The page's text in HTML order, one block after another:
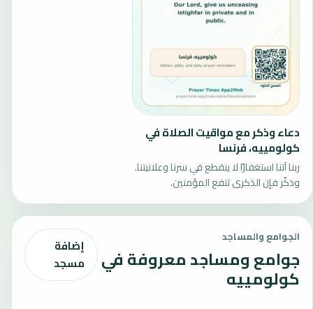
دعاء وذكر مع مواقيت الصلاة في
كولومييه، فرنسا
ربنا آتنا استغفارًا لا ينقطع في سرنا وعلانيتنا.
وذكّر فإن الذكرى تنفع المؤمنين.
الجوامع والمساجد
جوامع ومساجد معروفة في
كولومييه
إضافة
مسجد